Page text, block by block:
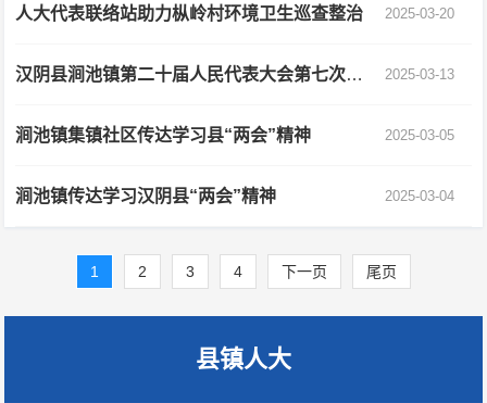
人大代表联络站助力枞岭村环境卫生巡查整治 2025-03-20
汉阴县涧池镇第二十届人民代表大会第七次会议胜利召开 2025-03-13
涧池镇集镇社区传达学习县“两会”精神 2025-03-05
涧池镇传达学习汉阴县“两会”精神 2025-03-04
1 2 3 4 下一页 尾页
县镇人大